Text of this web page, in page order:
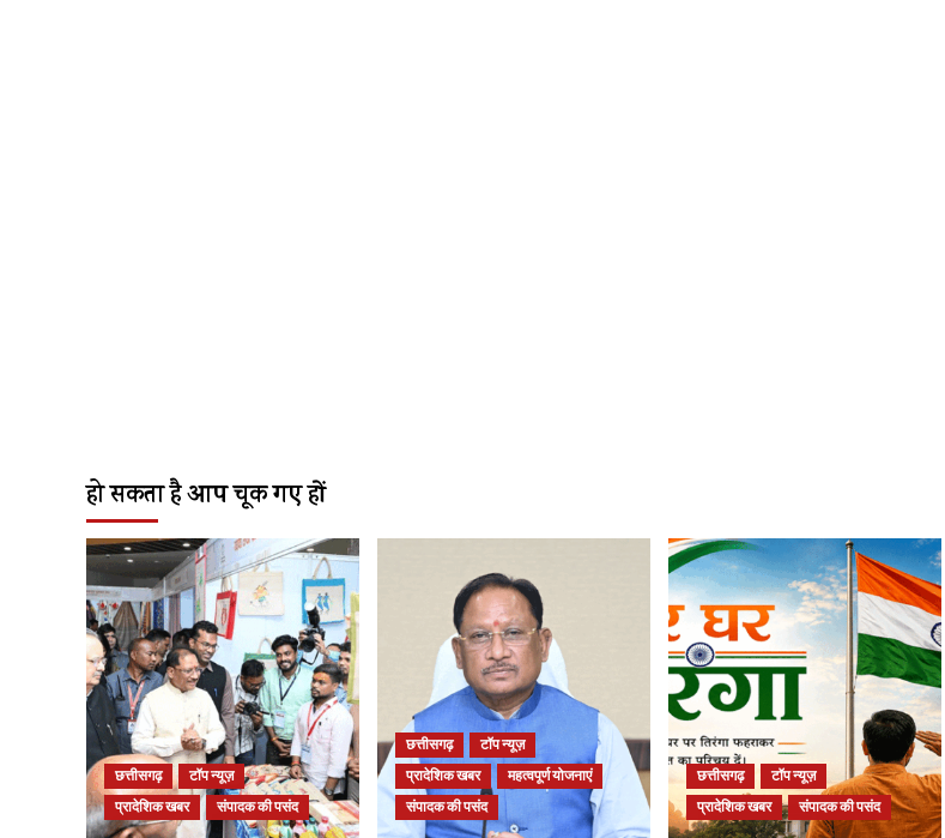
हो सकता है आप चूक गए हों
छत्तीसगढ़
टॉप न्यूज़
प्रादेशिक खबर
संपादक की पसंद
छत्तीसगढ़
टॉप न्यूज़
प्रादेशिक खबर
महत्वपूर्ण योजनाएं
संपादक की पसंद
छत्तीसगढ़
टॉप न्यूज़
प्रादेशिक खबर
संपादक की पसंद